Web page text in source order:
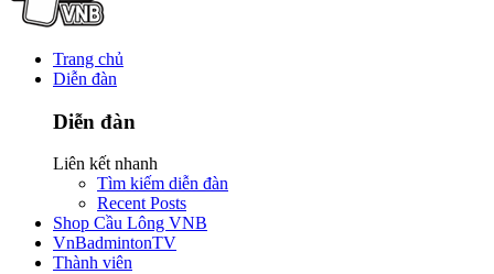
Trang chủ
Diễn đàn
Diễn đàn
Liên kết nhanh
Tìm kiếm diễn đàn
Recent Posts
Shop Cầu Lông VNB
VnBadmintonTV
Thành viên